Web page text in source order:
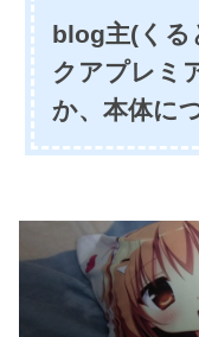
blog主(くる
クアプレミ
か、本体に